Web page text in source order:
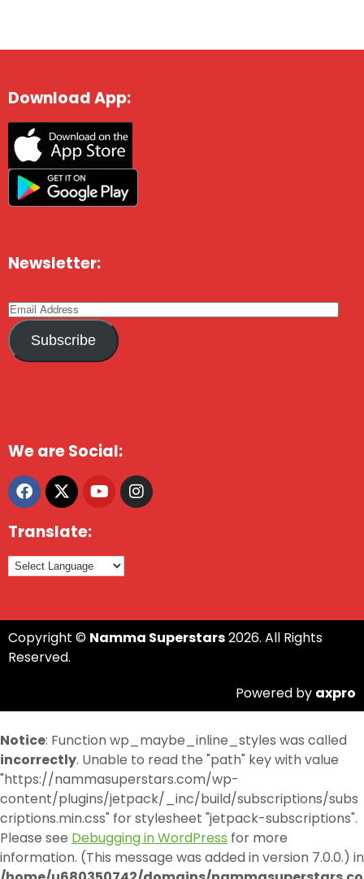
Download App:
Newsletter:
Subscribe
We are Social:
Translate:
Copyright © Namma Superstars2026. All Rights
Reserved.
Powered by axpro
Notice: Function wp_maybe_inline_styles was called
incorrectly. Unable to read the "path" key with value
"https://nammasuperstars.com/wp-
content/plugins/jetpack/_inc/build/subscriptions/subs
criptions.min.css" for stylesheet "jetpack-subscriptions".
Please see Debugging in WordPress for more
information. (This message was added in version 7.0.0.) in